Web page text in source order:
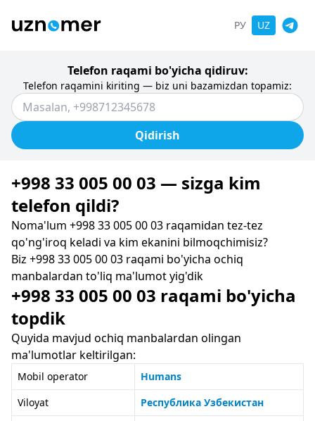
РУ UZ
Telefon raqami bo'yicha qidiruv:
Telefon raqamini kiriting — biz uni bazamizdan topamiz:
Qidirish
+998 33 005 00 03 — sizga kim
telefon qildi?
Noma'lum +998 33 005 00 03 raqamidan tez-tez
qo'ng'iroq keladi va kim ekanini bilmoqchimisiz?
Biz +998 33 005 00 03 raqami bo'yicha ochiq
manbalardan to'liq ma'lumot yig'dik
+998 33 005 00 03 raqami bo'yicha
topdik
Quyida mavjud ochiq manbalardan olingan
ma'lumotlar keltirilgan:
Mobil operator
Humans
Viloyat
Республика Узбекистан